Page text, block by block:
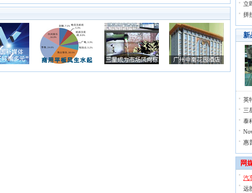
立
拼
新
英
三
泰
惠
网
汽
远